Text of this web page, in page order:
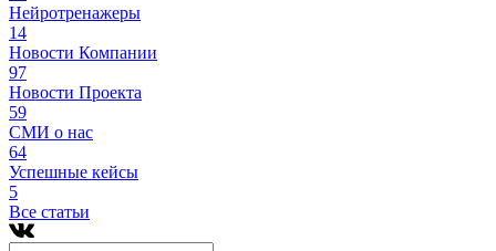
Нейротренажеры
14
Новости Компании
97
Новости Проекта
59
СМИ о нас
64
Успешные кейсы
5
Все статьи